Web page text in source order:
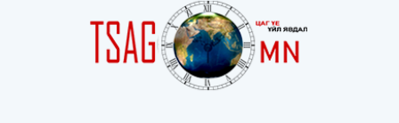
Видёо: ХУУЛЬ ЗӨРЧИН СОНГОГДСОН
ХУУЛЬ ТОГТООГЧ